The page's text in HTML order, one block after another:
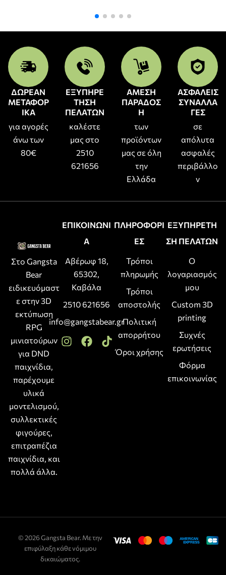
ΔΩΡΕΑΝ
ΜΕΤΑΦΟΡ
ΙΚΑ
για αγορές
άνω των
80€
ΕΞΥΠΗΡΕ
ΤΗΣΗ
ΠΕΛΑΤΩΝ
καλέστε
μας στο
2510
621656
ΑΜΕΣΗ
ΠΑΡΑΔΟΣ
Η
των
προϊόντων
μας σε όλη
την
Ελλάδα
ΑΣΦΑΛΕΙΣ
ΣΥΝΑΛΛΑ
ΓΕΣ
σε
απόλυτα
ασφαλές
περιβάλλο
ν
Στο Gangsta
Bear
ειδικευόμαστ
ε στην 3D
εκτύπωση
RPG
μινιατούρων
για DND
παιχνίδια,
παρέχουμε
υλικά
μοντελισμού,
συλλεκτικές
φιγούρες,
επιτραπέζια
παιχνίδια, και
πολλά άλλα.
ΕΠΙΚΟΙΝΩΝΙ
Α
Αβέρωφ 18,
65302,
Καβάλα
2510 621656
info@gangstabear.gr
ΠΛΗΡΟΦΟΡΙ
ΕΣ
Τρόποι
πληρωμής
Τρόποι
αποστολής
Πολιτική
απορρήτου
Όροι χρήσης
ΕΞΥΠΗΡΕΤΗ
ΣΗ ΠΕΛΑΤΩΝ
Ο
λογαριασμός
μου
Custom 3D
printing
Συχνές
ερωτήσεις
Φόρμα
επικοινωνίας
© 2026 Gangsta Bear. Με την
επιφύλαξη κάθε νόμιμου
δικαιώματος.